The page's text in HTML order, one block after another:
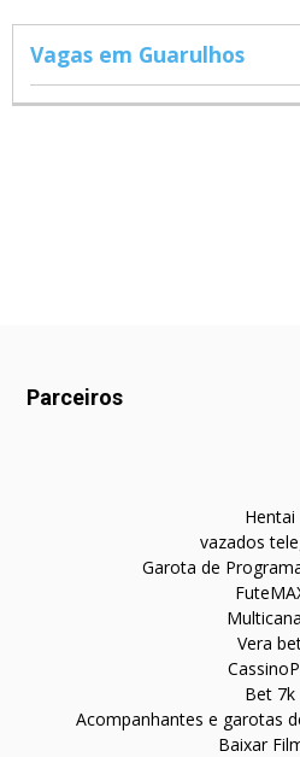
Vagas em Guarulhos
Parceiros
Hentai
vazados
Garota de
Vera
Bet 7k
Acompanhantes e garotas
Baixar